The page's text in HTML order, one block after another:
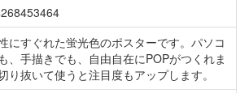
にすぐれた蛍光色のポスターです。パソコ
、手描きでも、自由自在にPOPがつくれま
り抜いて使うと注目度もアップします。